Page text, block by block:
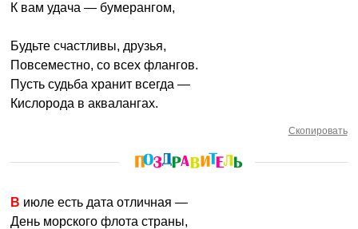
К вам удача — бумерангом,
Будьте счастливы, друзья,
Повсеместно, со всех флангов.
Пусть судьба хранит всегда —
Кислорода в аквалангах.
Скопировать
В июле есть дата отличная —
День морского флота страны,